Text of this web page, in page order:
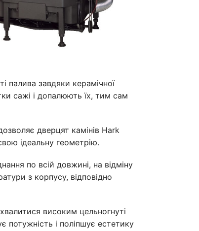
палива завдяки керамічної
сажі і допалюють їх, тим сам
дверцят камінів Hark
ідеальну геометрію.
по всій довжині, на відміну
з корпусу, відповідно
високим цельногнуті
потужність і поліпшує естетику